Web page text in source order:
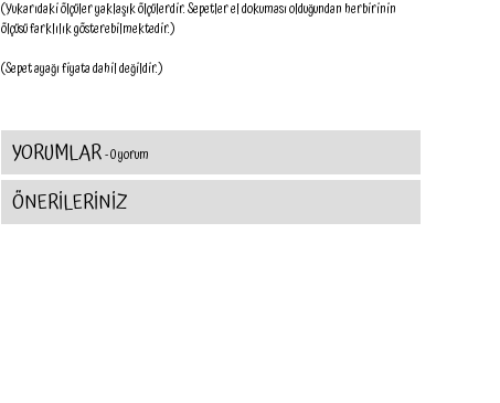
(Yukarıdaki ölçüler yaklaşık ölçülerdir. Sepetler el dokuması olduğundan herbirinin
ölçüsü farklılık gösterebilmektedir.)
(Sepet ayağı fiyata dahil değildir.)
YORUMLAR- 0 yorum
ÖNERİLERİNİZ